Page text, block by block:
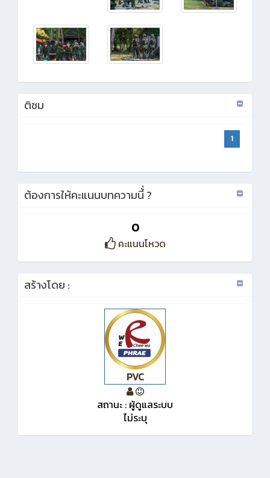
ติชม
1
ต้องการให้คะแนนบทความนี้่ ?
0
คะแนนโหวด
สร้างโดย :
PVC
สถานะ : ผู้ดูแลระบบ
ไม่ระบุ